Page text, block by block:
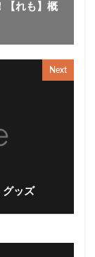
【れも】概
Next
ッズ